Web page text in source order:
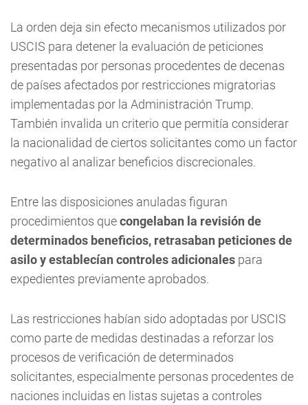
La orden deja sin efecto mecanismos utilizados por
USCIS para detener la evaluación de peticiones
presentadas por personas procedentes de decenas
de países afectados por restricciones migratorias
implementadas por la Administración Trump.
También invalida un criterio que permitía considerar
la nacionalidad de ciertos solicitantes como un factor
negativo al analizar beneficios discrecionales.
Entre las disposiciones anuladas figuran
procedimientos quecongelaban la revisión de
determinados beneficios, retrasaban peticiones de
asilo y establecían controles adicionales para
expedientes previamente aprobados.
Las restricciones habían sido adoptadas por USCIS
como parte de medidas destinadas a reforzar los
procesos de verificación de determinados
solicitantes, especialmente personas procedentes de
naciones incluidas en listas sujetas a controles